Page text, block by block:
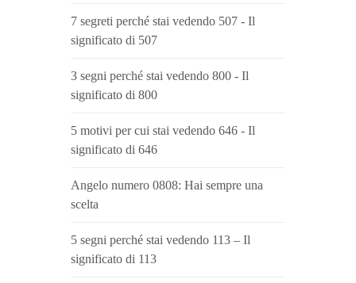
7 segreti perché stai vedendo 507 - Il
significato di 507
3 segni perché stai vedendo 800 - Il
significato di 800
5 motivi per cui stai vedendo 646 - Il
significato di 646
Angelo numero 0808: Hai sempre una
scelta
5 segni perché stai vedendo 113 – Il
significato di 113